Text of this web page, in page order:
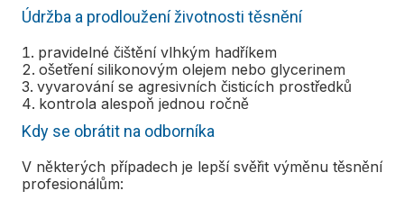
Údržba a prodloužení životnosti těsnění
pravidelné čištění vlhkým hadříkem
ošetření silikonovým olejem nebo glycerinem
vyvarování se agresivních čisticích prostředků
kontrola alespoň jednou ročně
Kdy se obrátit na odborníka
V některých případech je lepší svěřit výměnu těsnění
profesionálům: